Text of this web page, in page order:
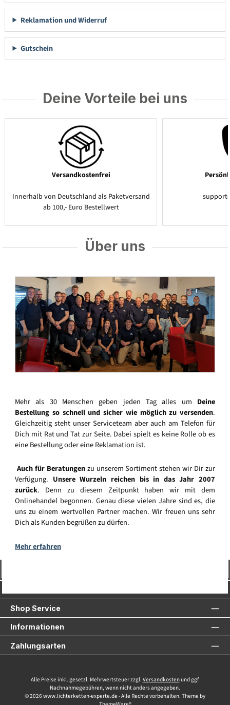
Reklamation und Widerruf
Gutschein
Deine Vorteile bei uns
Versandkostenfrei
Innerhalb von Deutschland als Paketversand
ab 100,- Euro Bestellwert
Über uns
Mehr als 30 Menschen geben jeden Tag alles um Deine
Bestellung so schnell und sicher wie möglich zu versenden.
Gleichzeitig steht unser Serviceteam aber auch am Telefon für
Dich mit Rat und Tat zur Seite. Dabei spielt es keine Rolle ob es
eine Bestellung oder eine Reklamation ist.
Auch für Beratungenzu unserem Sortiment stehen wir Dir zur
Verfügung. Unsere Wurzeln reichen bis in das Jahr 2007
zurück. Denn zu diesem Zeitpunkt haben wir mit dem
Onlinehandel begonnen. Genau diese vielen Jahre sind es, die
uns zu einem wertvollen Partner machen. Wir freuen uns sehr
Dich als Kunden begrüßen zu dürfen.
Mehr erfahren
Shop Service
Informationen
Zahlungsarten
Alle Preise inkl. gesetzl. Mehrwertsteuer zzgl. Versandkostenund ggf.
Nachnahmegebühren, wenn nicht anders angegeben.
© 2026 www.lichterketten-experte.de - Alle Rechte vorbehalten. Theme by